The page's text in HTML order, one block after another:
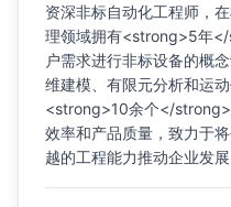
资深非标自动化工程师，
理领域拥有<strong>5年
户需求进行非标设备的概
维建模、有限元分析和运
<strong>10余个</
效率和产品质量，致力于
越的工程能力推动企业发展